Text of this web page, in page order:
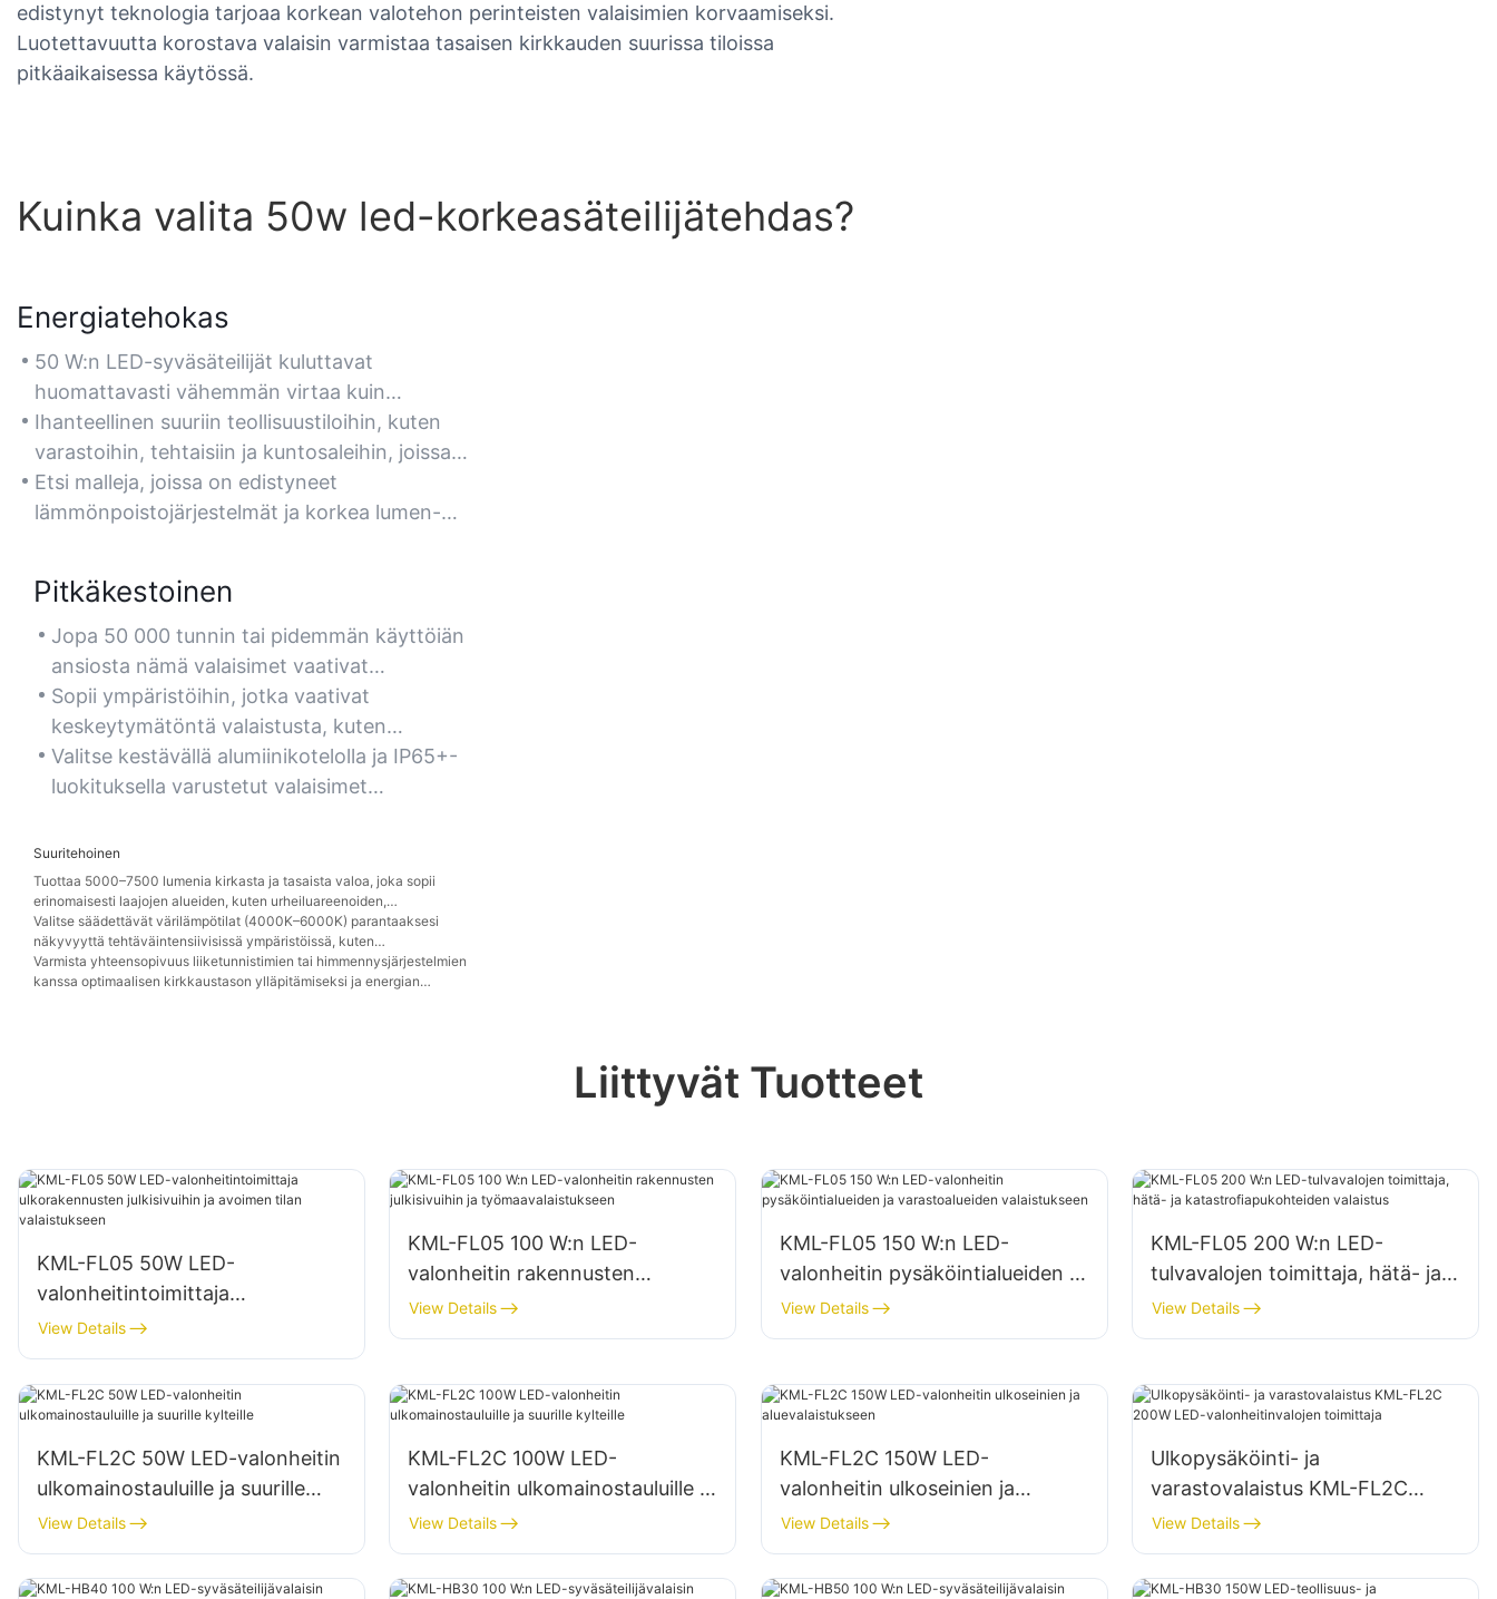
edistynyt teknologia tarjoaa korkean valotehon perinteisten valaisimien korvaamiseksi.
Luotettavuutta korostava valaisin varmistaa tasaisen kirkkauden suurissa tiloissa
pitkäaikaisessa käytössä.
Kuinka valita 50w led-korkeasäteilijätehdas?
Energiatehokas
50 W:n LED-syväsäteilijät kuluttavat
huomattavasti vähemmän virtaa kuin
perinteiset monimetalli- tai loistelamput, mikä
vähentää sähkökustannuksia jopa 60 %
säilyttäen samalla korkean kirkkauden.
Ihanteellinen suuriin teollisuustiloihin, kuten
varastoihin, tehtaisiin ja kuntosaleihin, joissa
tarvitaan jatkuvaa valaistusta ilman liiallista
energiankulutusta.
Etsi malleja, joissa on edistyneet
lämmönpoistojärjestelmät ja korkea lumen-
Pitkäkestoinen
Jopa 50 000 tunnin tai pidemmän käyttöiän
ansiosta nämä valaisimet vaativat
mahdollisimman vähän vaihtoa, joten ne
sopivat täydellisesti vaikeasti tavoitettaviin
korkeisiin kattoasennuksiin.
Sopii ympäristöihin, jotka vaativat
keskeytymätöntä valaistusta, kuten
tuotantolaitoksiin tai logistiikkakeskuksiin,
joissa huoltoseisokit ovat kalliita.
Valitse kestävällä alumiinikotelolla ja IP65+-
luokituksella varustetut valaisimet
kosteissa tai tärinäalttiissa ympäristöissä.
Suuritehoinen
Tuottaa 5000–7500 lumenia kirkasta ja tasaista valoa, joka sopii
erinomaisesti laajojen alueiden, kuten urheiluareenoiden,
pysäköintihallien tai vähittäiskaupan varastojen, valaistukseen.
Valitse säädettävät värilämpötilat (4000K–6000K) parantaaksesi
näkyvyyttä tehtäväintensiivisissä ympäristöissä, kuten
kokoonpanolinjoilla tai tarkastusalueilla.
Varmista yhteensopivuus liiketunnistimien tai himmennysjärjestelmien
kanssa optimaalisen kirkkaustason ylläpitämiseksi ja energian
Liittyvät Tuotteet
KML-FL05 50W LED-
valonheitintoimittaja
ulkorakennusten julkisivuihin ja
avoimen tilan valaistukseen
View Details
KML-FL05 100 W:n LED-
valonheitin rakennusten
julkisivuihin ja
työmaavalaistukseen
View Details
KML-FL05 150 W:n LED-
valonheitin pysäköintialueiden ja
varastoalueiden valaistukseen
View Details
KML-FL05 200 W:n LED-
tulvavalojen toimittaja, hätä- ja
katastrofiapukohteiden valaistus
View Details
KML-FL2C 50W LED-valonheitin
ulkomainostauluille ja suurille
kylteille
View Details
KML-FL2C 100W LED-
valonheitin ulkomainostauluille ja
suurille kylteille
View Details
KML-FL2C 150W LED-
valonheitin ulkoseinien ja
aluevalaistukseen
View Details
Ulkopysäköinti- ja
varastovalaistus KML-FL2C
200W LED-valonheitinvalojen
toimittaja
View Details